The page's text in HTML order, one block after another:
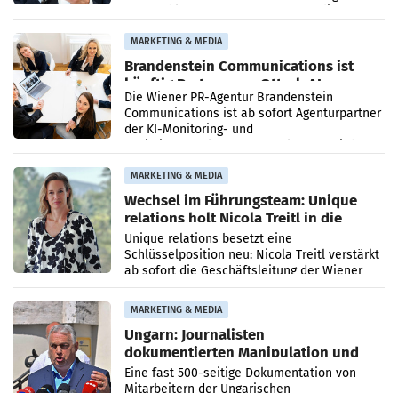
MARKETING & MEDIA
Brandenstein Communications ist
künftig Partner von OtterlyAI
Die Wiener PR-Agentur Brandenstein
Communications ist ab sofort Agenturpartner
der KI-Monitoring- und
MARKETING & MEDIA
Wechsel im Führungsteam: Unique
relations holt Nicola Treitl in die
Geschäftsleitung
Unique relations besetzt eine
Schlüsselposition neu: Nicola Treitl verstärkt
ab sofort die Geschäftsleitung der Wiener
PR-Agentur an der Seite von Josef Kalina und
Anna Kalina-Mahr.
MARKETING & MEDIA
Ungarn: Journalisten
dokumentierten Manipulation und
Zensur
Eine fast 500-seitige Dokumentation von
Mitarbeitern der Ungarischen